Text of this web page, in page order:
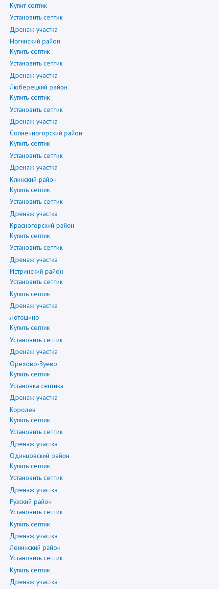
Купит септик
Установить септик
Дренаж участка
Ногинский район
Купить септик
Установить септик
Дренаж участка
Люберецкий район
Купить септик
Установить септик
Дренаж участка
Солнечногорский район
Купить септик
Установить септик
Дренаж участка
Клинский район
Купить септик
Установить септик
Дренаж участка
Красногорский район
Купить септик
Установить септик
Дренаж участка
Истринский район
Установить септик
Купить септик
Дренаж участка
Лотошино
Купить септик
Установить септик
Дренаж участка
Орехово-Зуево
Купить септик
Установка септика
Дренаж участка
Королев
Купить септик
Установить септик
Дренаж участка
Одинцовский район
Купить септик
Установить септик
Дренаж участка
Рузский район
Установить септик
Купить септик
Дренаж участка
Ленинский район
Установить септик
Купить септик
Дренаж участка